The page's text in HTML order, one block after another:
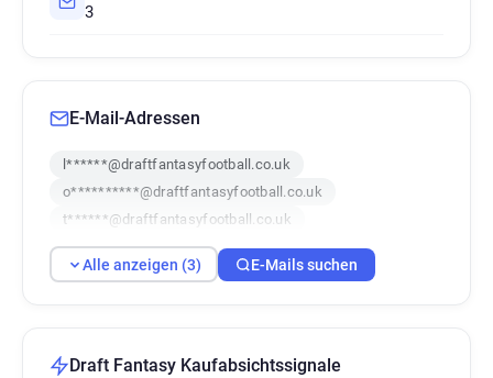
3
E-Mail-Adressen
l******@draftfantasyfootball.co.uk
o**********@draftfantasyfootball.co.uk
t******@draftfantasyfootball.co.uk
Alle anzeigen (3) E-Mails suchen
Draft Fantasy Kaufabsichtssignale